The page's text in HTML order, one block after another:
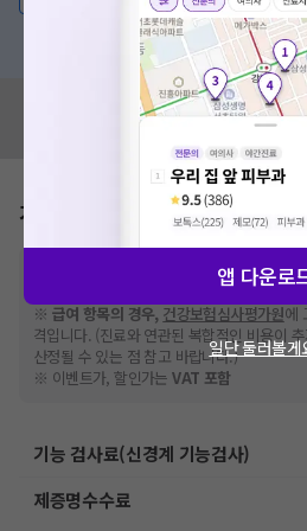
혹은, 의료상담 서비스에 다양
혹시 잘못된 병원정보가 있나요?
가격표
추가비용 등으로 실
한 가격은 해당 의료기관에 직접 문의해주세
※ 급여 항목의 경우, 건강보험심사평가원에
격입니다. (진료와 연관된 복합적인 비용이
산정될 수 있는 점 참고 바랍니다.)
※ 이벤트가, 할인가는VAT 포함
기능 검사료(신경계 기능검사)
제증명수수료
앱 다운로
일단 둘러볼게